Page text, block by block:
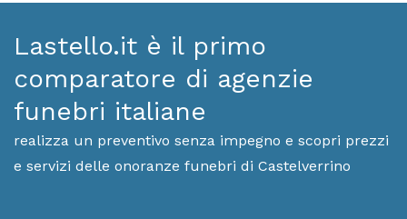
Lastello.it è il primo
comparatore di agenzie
funebri italiane
realizza un preventivo senza impegno e scopri prezzi
e servizi delle onoranze funebri di Castelverrino